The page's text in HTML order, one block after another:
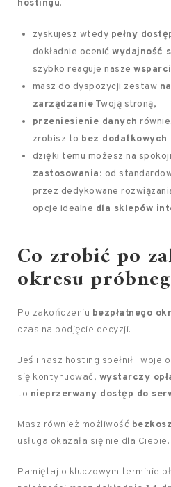
hostingu.
zyskujesz wtedy pełny
dokładnie ocenićwydajność
szybko reaguje nasze
masz do dyspozycji zestaw
zarządzanie Twoją stroną,
przeniesienie danych
zrobisz to bez dodatkowych
dzięki temu możesz na
zastosowania: od
przez dedykowane
opcje idealne dla sklepów
Co zrobić po
okresu
Po zakończeniu bezpłatnego
czas na podjęcie decyzji.
Jeśli nasz hosting spełnił Twoje
się kontynuować, wystarczy
to nieprzerwany dostęp do
Masz również możliwość
usługa okazała się nie dla Ciebie.
Pamiętaj o kluczowym terminie